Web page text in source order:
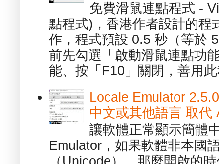
免費滑鼠連點程式 -
點程式)，香港作者設計的程
作，程式預設 0.5 秒（等於
前先勾選「啟動滑鼠連點功
能、按「F10」關閉，善用
Locale Emulator
中文或其他語言 取代
讓軟體正常顯示簡體
Emulator，如果軟體非本國